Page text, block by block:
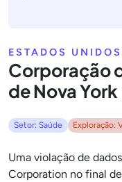
ESTADOS UNIDOS
Corporação
de Nova York
Setor: Saúde Exploração:
Uma violação de
Corporation no final